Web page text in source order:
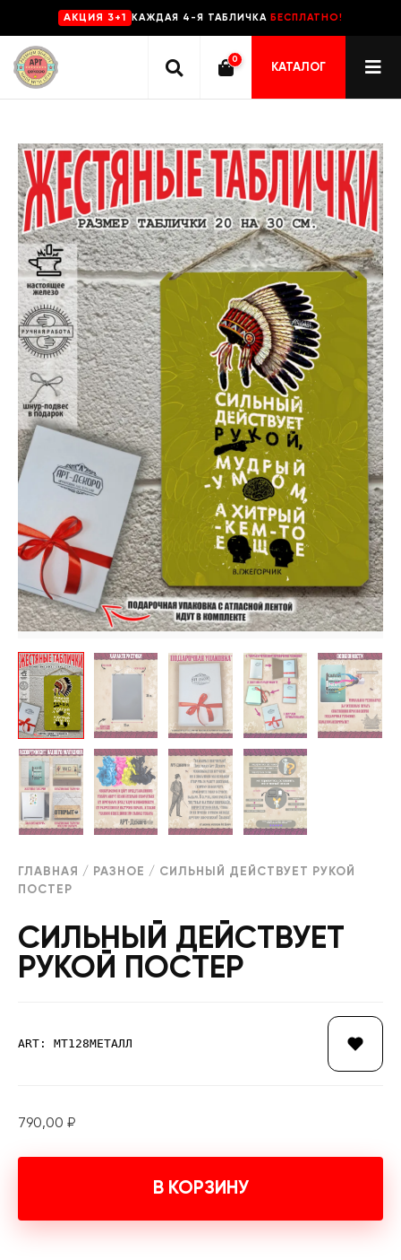
AKЦИЯ 3+1 КАЖДАЯ 4-Я ТАБЛИЧКА БЕСПЛАТНО!
0
КАТАЛОГ
ГЛАВНАЯ / РАЗНОЕ / СИЛЬНЫЙ ДЕЙСТВУЕТ РУКОЙ
ПОСТЕР
СИЛЬНЫЙ ДЕЙСТВУЕТ
РУКОЙ ПОСТЕР
ART: МТ128МЕТАЛЛ
790,00 ₽
В КОРЗИНУ